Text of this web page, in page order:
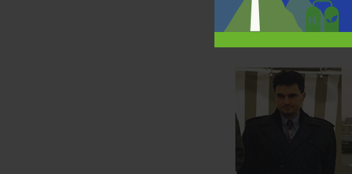
Nous comptons sur votre